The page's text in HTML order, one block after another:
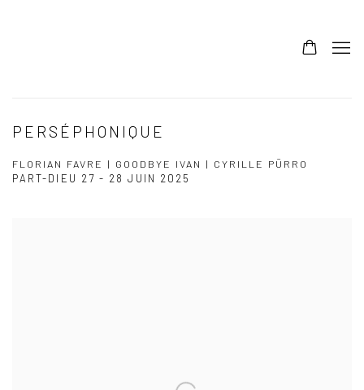
PERSÉPHONIQUE
FLORIAN FAVRE | GOODBYE IVAN | CYRILLE PÜRRO
PART-DIEU 27 - 28 JUIN 2025